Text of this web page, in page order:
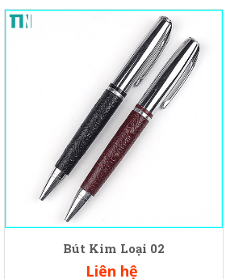
Bút Kim Loại 02
Liên hệ